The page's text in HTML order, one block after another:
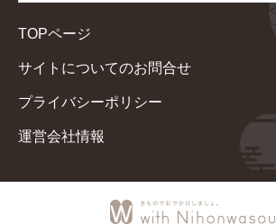
TOPページ
サイトについてのお問合せ
プライバシーポリシー
運営会社情報